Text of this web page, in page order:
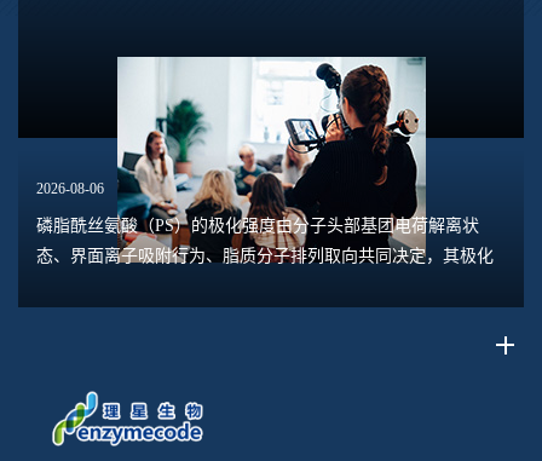
2026-08-06
磷脂酰丝氨酸（PS）的极化强度由分子头部基团电荷解离状
态、界面离子吸附行为、脂质分子排列取向共同决定，其极化